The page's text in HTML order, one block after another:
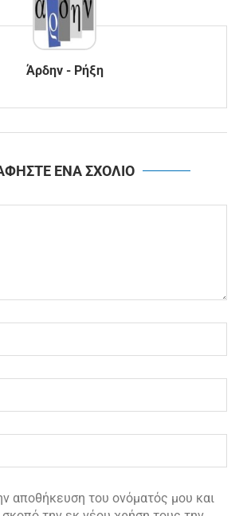
Άρδην - Ρήξη
ΕΝΑ ΣΧΟΛΙΟ
αποθήκευση του ονόματός μου και